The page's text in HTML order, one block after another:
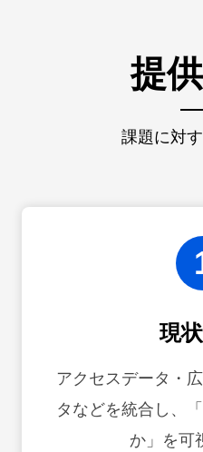
提
課題に対
現
アクセスデータ・
タなどを統合し、
か」を可